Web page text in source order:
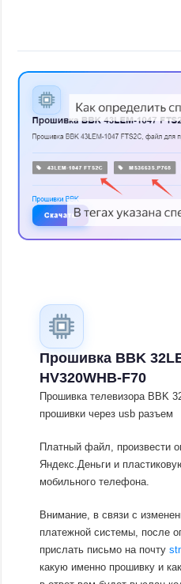
Прошивка BBK
HV320WHB-F70
Прошивка телевизора BBK
прошивки через usb разъем
Платный файл, произвести
Яндекс.Деньги и
мобильного телефона.
Внимание, в связи с
платежной системы, после
прислать письмо на почту
какую именно прошивку и